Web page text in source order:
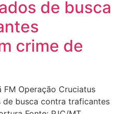
de busca
crime de
FM Operação Cruciatus
busca contra traficantes